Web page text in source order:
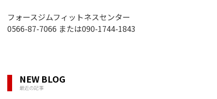
フォースジムフィットネスセンター
0566-87-7066 または090-1744-1843
NEW BLOG
最近の記事